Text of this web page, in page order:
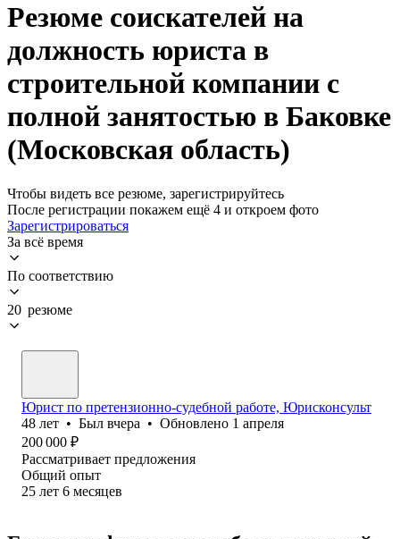
Резюме соискателей на
должность юриста в
строительной компании с
полной занятостью в Баковке
(Московская область)
Чтобы видеть все резюме, зарегистрируйтесь
После регистрации покажем ещё 4 и откроем фото
Зарегистрироваться
За всё время
По соответствию
20 резюме
Юрист по претензионно-судебной работе, Юрисконсульт
48 лет • Был вчера • Обновлено 1 апреля
200 000 ₽
Рассматривает предложения
Общий опыт
25 лет 6 месяцев